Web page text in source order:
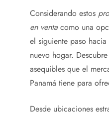
Considerando estos
en venta como una
el siguiente paso
nuevo hogar.
asequibles que el
Panamá tiene para
Desde ubicaciones